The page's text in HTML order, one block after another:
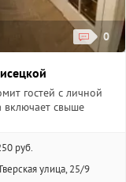
0
гостей с личной
включает свыше
руб.
улица, 25/9